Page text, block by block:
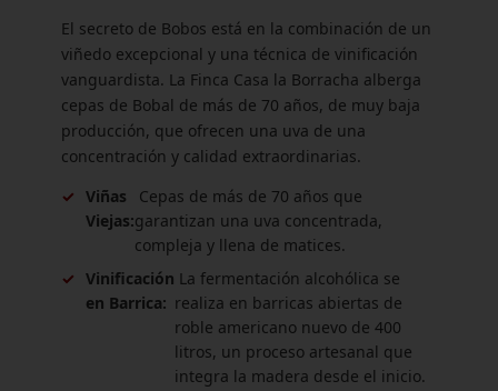
El secreto de Bobos está en la combinación de un
viñedo excepcional y una técnica de vinificación
vanguardista. La Finca Casa la Borracha alberga
cepas de Bobal de más de 70 años, de muy baja
producción, que ofrecen una uva de una
concentración y calidad extraordinarias.
✓ Viñas
Viejas:
Cepas de más de 70 años que
garantizan una uva concentrada,
compleja y llena de matices.
✓ Vinificación
en Barrica:
La fermentación alcohólica se
realiza en barricas abiertas de
roble americano nuevo de 400
litros, un proceso artesanal que
integra la madera desde el inicio.